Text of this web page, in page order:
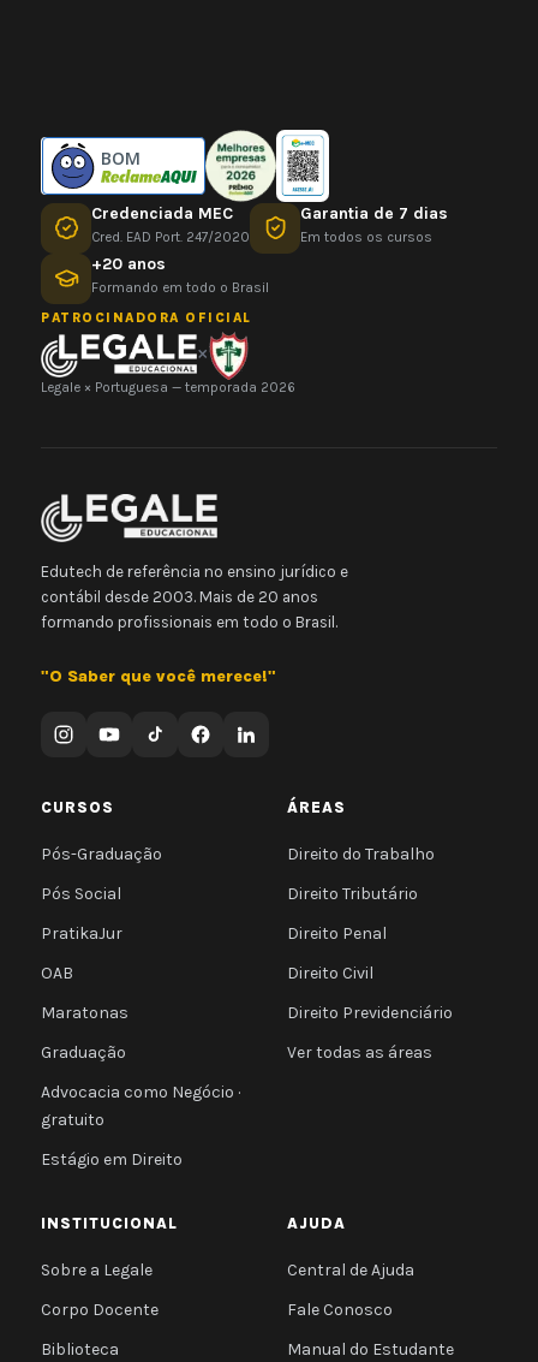
BOM
Credenciada MEC
Cred. EAD Port. 247/2020
Garantia de 7 dias
Em todos os cursos
+20 anos
Formando em todo o Brasil
PATROCINADORA OFICIAL
×
Legale × Portuguesa — temporada 2026
Edutech de referência no ensino jurídico e
contábil desde 2003. Mais de 20 anos
formando profissionais em todo o Brasil.
"O Saber que você merece!"
CURSOS
Pós-Graduação
Pós Social
PratikaJur
OAB
Maratonas
Graduação
Advocacia como Negócio ·
gratuito
Estágio em Direito
ÁREAS
Direito do Trabalho
Direito Tributário
Direito Penal
Direito Civil
Direito Previdenciário
Ver todas as áreas
INSTITUCIONAL
Sobre a Legale
Corpo Docente
Biblioteca
AJUDA
Central de Ajuda
Fale Conosco
Manual do Estudante